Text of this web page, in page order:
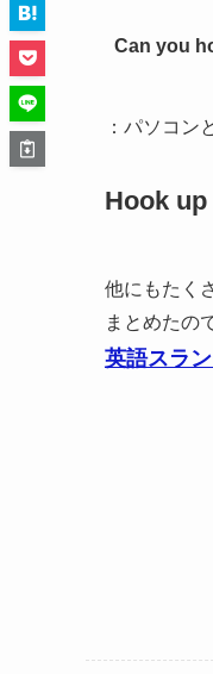
Can you
：パソコン
Hook up
他にもたく
まとめたの
英語スラ